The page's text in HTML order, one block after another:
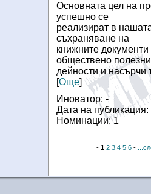
Основната цел на
успешно се
реализират в
съхраняване на
книжните
обществено полезни
дейности и насърчи
[Още]
Иноватор: -
Дата на
Номинации: 1
- 1 2 3 4 5 6 -